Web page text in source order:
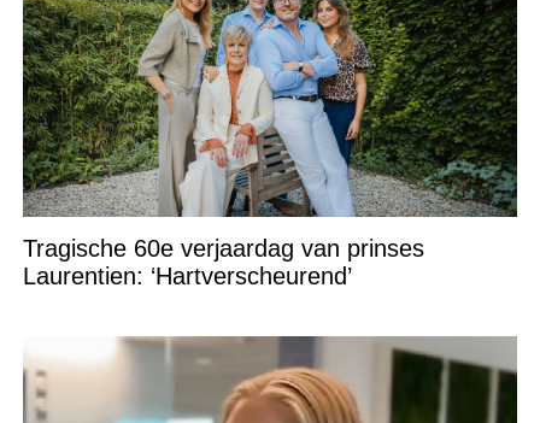
Tragische 60e verjaardag van prinses
Laurentien: ‘Hartverscheurend’